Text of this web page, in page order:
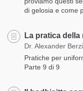
di gelosia e come
La pratica
Dr. Alexander
Pratiche per
Parte 9 di 9